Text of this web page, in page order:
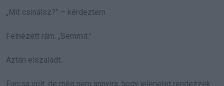
„Mit csinálsz?” – kérdeztem.
Felnézett rám. „Semmit.”
Aztán elszaladt.
Furcsa volt, de még nem annyira, hogy jelenetet rendezzek